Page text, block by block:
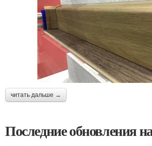
читать дальше →
Последние обновления